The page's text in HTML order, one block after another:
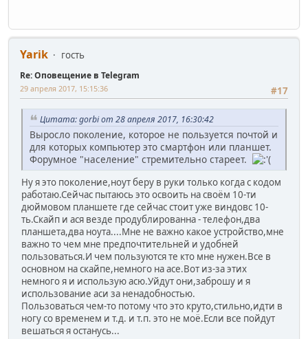
Yarik гость
Re: Оповещение в Telegram
#17
29 апреля 2017, 15:15:36
Цитата: gorbi от 28 апреля 2017, 16:30:42
Выросло поколение, которое не пользуется почтой и
для которых компьютер это смартфон или планшет.
Форумное "население" стремительно стареет.
Ну я это поколение,ноут беру в руки только когда с кодом
работаю.Сейчас пытаюсь это освоить на своём 10-ти
дюймовом планшете где сейчас стоит уже виндовс 10-
ть.Скайп и ася везде продублированна - телефон,два
планшета,два ноута....Мне не важно какое устройство,мне
важно то чем мне предпочтительней и удобней
пользоваться.И чем пользуются те кто мне нужен.Все в
основном на скайпе,немного на асе.Вот из-за этих
немного я и использую асю.Уйдут они,заброшу и я
использование аси за ненадобностью.
Пользоваться чем-то потому что это круто,стильно,идти в
ногу со временем и т.д. и т.п. это не моё.Если все пойдут
вешаться я останусь...